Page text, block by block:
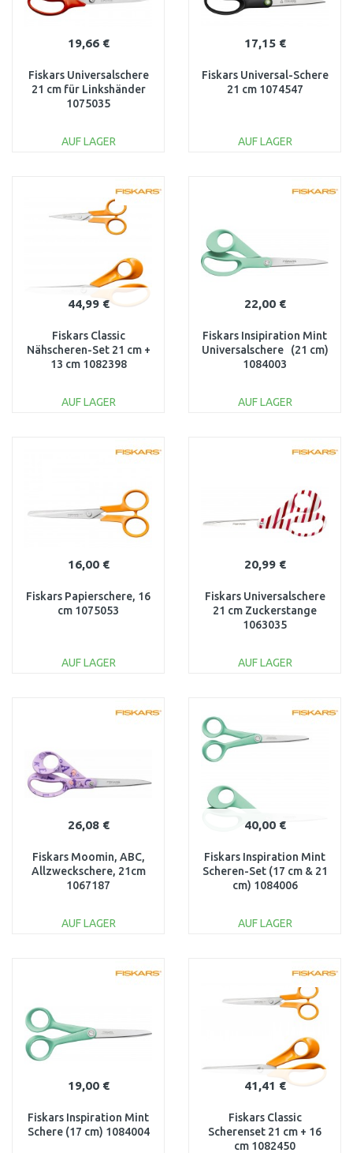
19,66 €
Fiskars Universalschere
21 cm für Linkshänder
1075035
AUF LAGER
Vergleichen
17,15 €
Fiskars Universal-Schere
21 cm 1074547
AUF LAGER
44,99 €
Fiskars Classic
Nähscheren-Set 21 cm +
13 cm 1082398
AUF LAGER
22,00 €
Fiskars Insipiration Mint
Universalschere (21 cm)
1084003
AUF LAGER
16,00 €
Fiskars Papierschere, 16
cm 1075053
AUF LAGER
20,99 €
Fiskars Universalschere
21 cm Zuckerstange
1063035
AUF LAGER
26,08 €
Fiskars Moomin, ABC,
Allzweckschere, 21cm
1067187
AUF LAGER
40,00 €
Fiskars Inspiration Mint
Scheren-Set (17 cm & 21
cm) 1084006
AUF LAGER
19,00 €
Fiskars Inspiration Mint
Schere (17 cm) 1084004
41,41 €
Fiskars Classic
Scherenset 21 cm + 16
cm 1082450